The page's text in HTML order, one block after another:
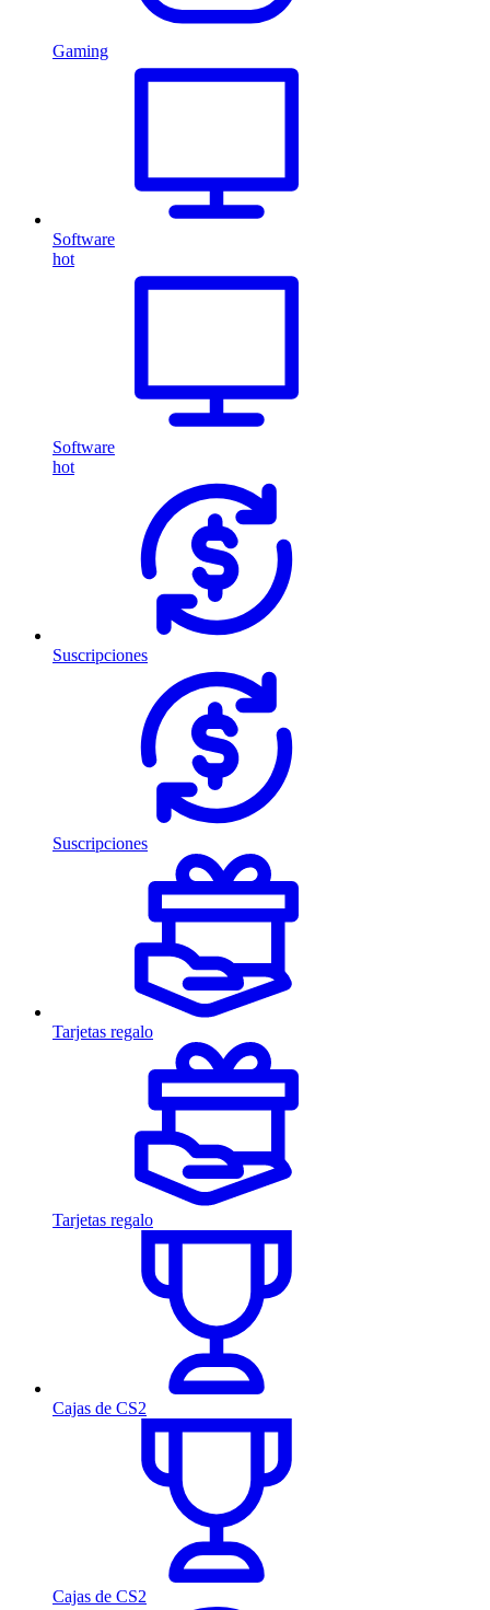
Gaming
Software
hot
Software
hot
Suscripciones
Suscripciones
Tarjetas regalo
Tarjetas regalo
Cajas de CS2
Cajas de CS2